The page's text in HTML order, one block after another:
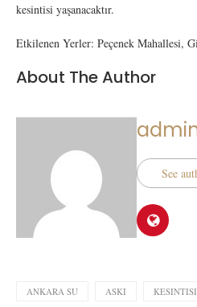
kesintisi yaşanacaktır.
Etkilenen Yerler: Peçenek Mahallesi,
About The Author
See
ANKARA SU ASKI KESINTISI